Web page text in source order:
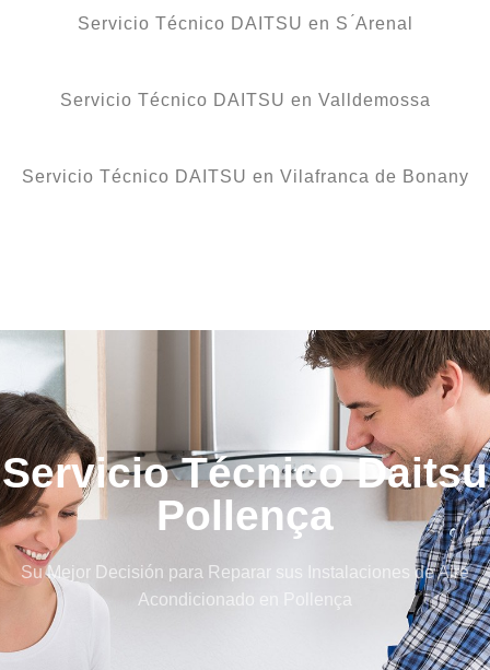
Servicio Técnico DAITSU en S ́Arenal
Servicio Técnico DAITSU en Valldemossa
Servicio Técnico DAITSU en Vilafranca de Bonany
Servicio Técnico Daitsu
Pollença
Su Mejor Decisión para Reparar sus Instalaciones de Aire
Acondicionado en Pollença